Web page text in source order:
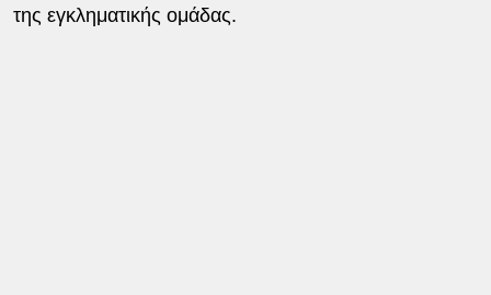
της εγκληματικής ομάδας.